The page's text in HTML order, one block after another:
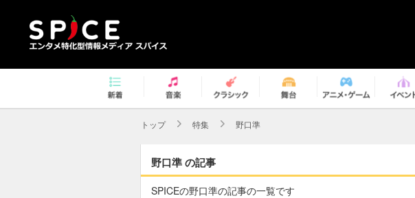
トップ 特集 野口準
野口準 の記事
SPICEの野口準の記事の一覧です